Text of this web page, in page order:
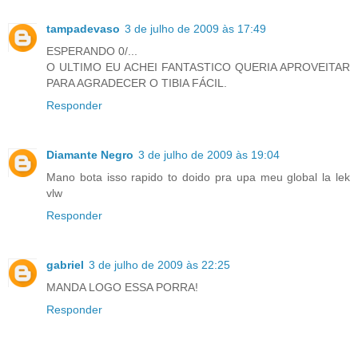
tampadevaso 3 de julho de 2009 às 17:49
ESPERANDO 0/...
O ULTIMO EU ACHEI FANTASTICO QUERIA APROVEITAR
PARA AGRADECER O TIBIA FÁCIL.
Responder
Diamante Negro 3 de julho de 2009 às 19:04
Mano bota isso rapido to doido pra upa meu global la lek
vlw
Responder
gabriel 3 de julho de 2009 às 22:25
MANDA LOGO ESSA PORRA!
Responder